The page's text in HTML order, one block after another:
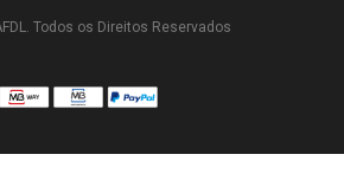
Todos os Direitos Reservados